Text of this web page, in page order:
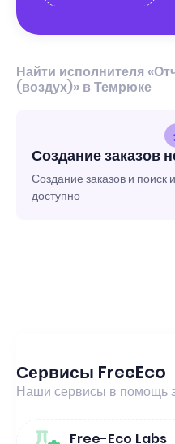
Найти исполнителя
(воздух)» в Темрюке
Создание заказов
Создание заказов и
доступно
Сервисы FreeEco
Наши сервисы в помощь
Free-Eco Labs